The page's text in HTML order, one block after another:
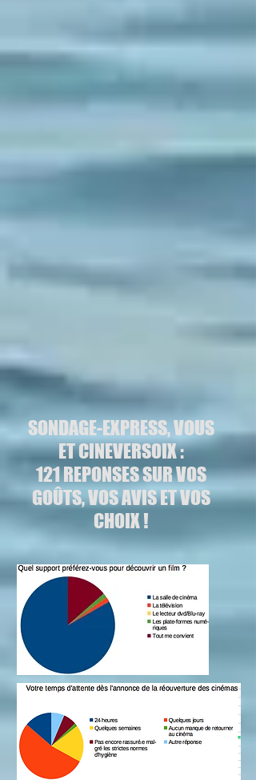
SONDAGE-EXPRESS, VOUS
ET CINEVERSOIX :
121 REPONSES SUR VOS
GOÛTS, VOS AVIS ET VOS
CHOIX !